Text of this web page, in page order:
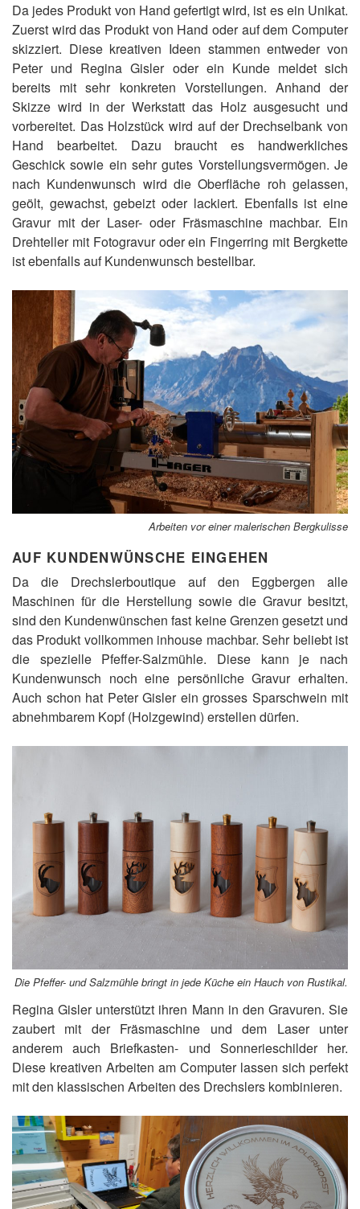
Da jedes Produkt von Hand gefertigt wird, ist es ein Unikat.
Zuerst wird das Produkt von Hand oder auf dem Computer
skizziert. Diese kreativen Ideen stammen entweder von
Peter und Regina Gisler oder ein Kunde meldet sich
bereits mit sehr konkreten Vorstellungen. Anhand der
Skizze wird in der Werkstatt das Holz ausgesucht und
vorbereitet. Das Holzstück wird auf der Drechselbank von
Hand bearbeitet. Dazu braucht es handwerkliches
Geschick sowie ein sehr gutes Vorstellungsvermögen. Je
nach Kundenwunsch wird die Oberfläche roh gelassen,
geölt, gewachst, gebeizt oder lackiert. Ebenfalls ist eine
Gravur mit der Laser- oder Fräsmaschine machbar. Ein
Drehteller mit Fotogravur oder ein Fingerring mit Bergkette
ist ebenfalls auf Kundenwunsch bestellbar.
Arbeiten vor einer malerischen Bergkulisse
AUF KUNDENWÜNSCHE EINGEHEN
Da die Drechslerboutique auf den Eggbergen alle
Maschinen für die Herstellung sowie die Gravur besitzt,
sind den Kundenwünschen fast keine Grenzen gesetzt und
das Produkt vollkommen inhouse machbar. Sehr beliebt ist
die spezielle Pfeffer-Salzmühle. Diese kann je nach
Kundenwunsch noch eine persönliche Gravur erhalten.
Auch schon hat Peter Gisler ein grosses Sparschwein mit
abnehmbarem Kopf (Holzgewind) erstellen dürfen.
Die Pfeffer- und Salzmühle bringt in jede Küche ein Hauch von Rustikal.
Regina Gisler unterstützt ihren Mann in den Gravuren. Sie
zaubert mit der Fräsmaschine und dem Laser unter
anderem auch Briefkasten- und Sonnerieschilder her.
Diese kreativen Arbeiten am Computer lassen sich perfekt
mit den klassischen Arbeiten des Drechslers kombinieren.